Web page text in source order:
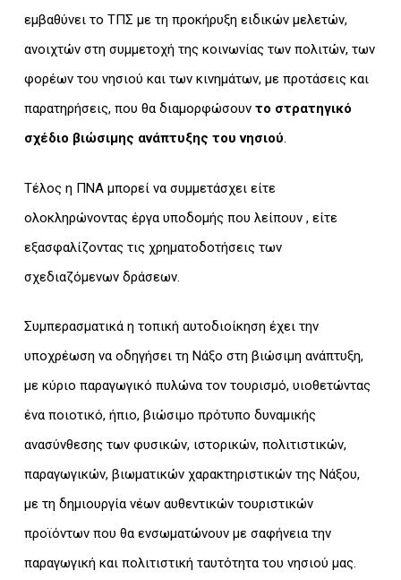
εμβαθύνει το ΤΠΣ με τη προκήρυξη ειδικών μελετών,
ανοιχτών στη συμμετοχή της κοινωνίας των πολιτών, των
φορέων του νησιού και των κινημάτων, με προτάσεις και
παρατηρήσεις, που θα διαμορφώσουν το στρατηγικό
σχέδιο βιώσιμης ανάπτυξης του νησιού.
Τέλος η ΠΝΑ μπορεί να συμμετάσχει είτε
ολοκληρώνοντας έργα υποδομής που λείπουν , είτε
εξασφαλίζοντας τις χρηματοδοτήσεις των
σχεδιαζόμενων δράσεων.
Συμπερασματικά η τοπική αυτοδιοίκηση έχει την
υποχρέωση να οδηγήσει τη Νάξο στη βιώσιμη ανάπτυξη,
με κύριο παραγωγικό πυλώνα τον τουρισμό, υιοθετώντας
ένα ποιοτικό, ήπιο, βιώσιμο πρότυπο δυναμικής
ανασύνθεσης των φυσικών, ιστορικών, πολιτιστικών,
παραγωγικών, βιωματικών χαρακτηριστικών της Νάξου,
με τη δημιουργία νέων αυθεντικών τουριστικών
προϊόντων που θα ενσωματώνουν με σαφήνεια την
παραγωγική και πολιτιστική ταυτότητα του νησιού μας.